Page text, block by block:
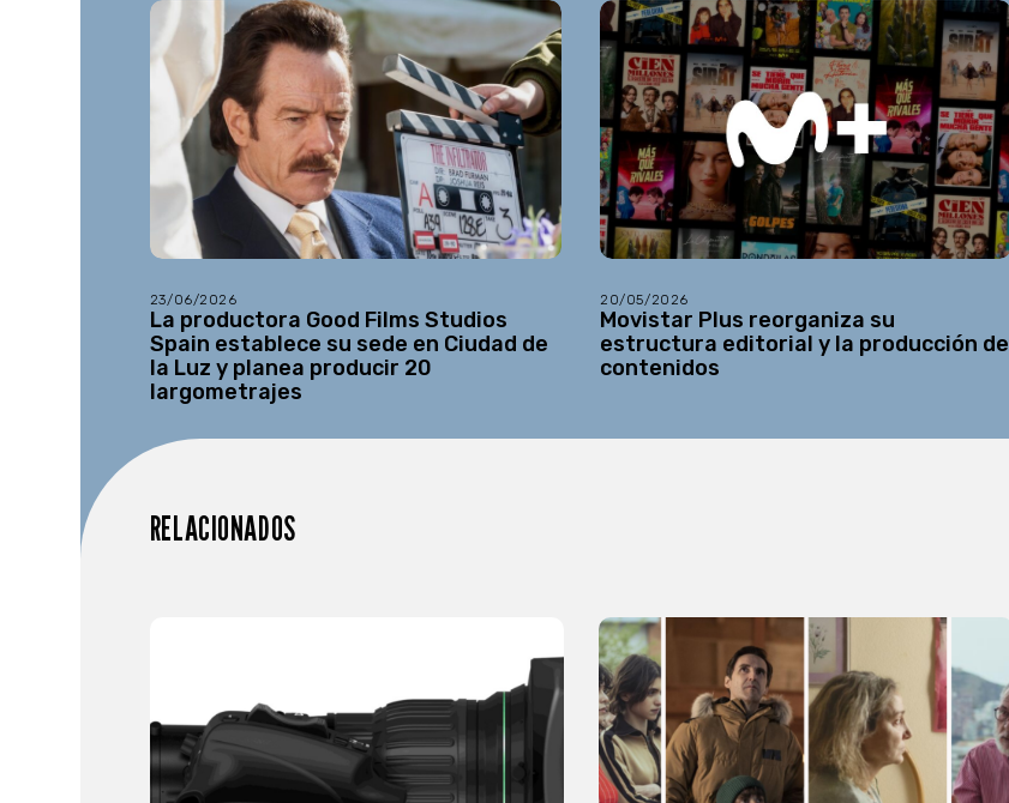
23/06/2026
La productora Good Films Studios
Spain establece su sede en Ciudad de
la Luz y planea producir 20
largometrajes
20/05/2026
Movistar Plus reorganiza su
estructura editorial y la producción de
contenidos
RELACIONADOS